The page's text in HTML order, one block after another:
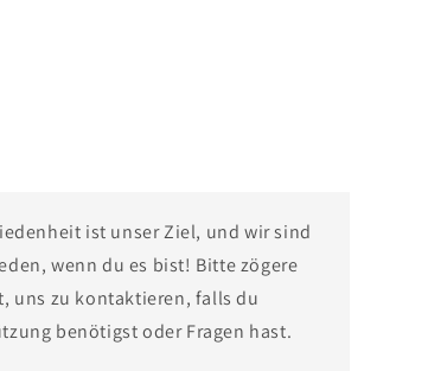
ist unser Ziel, und wir sind
wenn du es bist! Bitte zögere
uns zu kontaktieren, falls du
benötigst oder Fragen hast.